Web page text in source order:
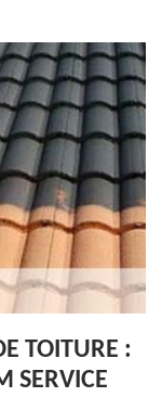
TOITURE :
SERVICE